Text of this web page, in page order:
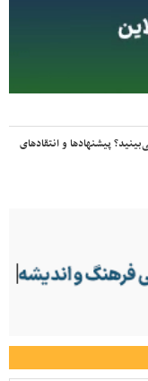
پیشنهادها و انتقادهای